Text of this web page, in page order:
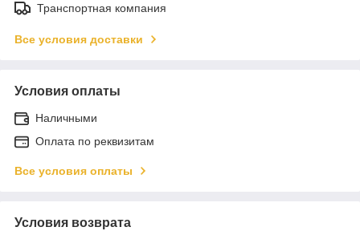
Транспортная компания
Все условия доставки
Условия оплаты
Наличными
Оплата по реквизитам
Все условия оплаты
Условия возврата